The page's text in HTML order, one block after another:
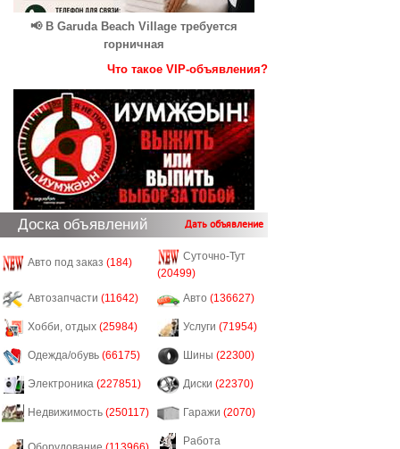
📢 В Garuda Beach Village требуется
горничная
Что такое VIP-объявления?
Доска объявлений Дать объявление
Авто под заказ (184)
Суточно-Тут
(20499)
Автозапчасти (11642) Авто (136627)
Хобби, отдых (25984) Услуги (71954)
Одежда/обувь (66175) Шины (22300)
Электроника (227851) Диски (22370)
Недвижимость (250117) Гаражи (2070)
Работа